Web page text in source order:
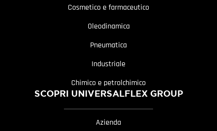
Cosmetico e farmaceutico
Oleodinamica
Pneumatica
Industriale
Chimico e petrolchimico
SCOPRI UNIVERSALFLEX GROUP
Azienda